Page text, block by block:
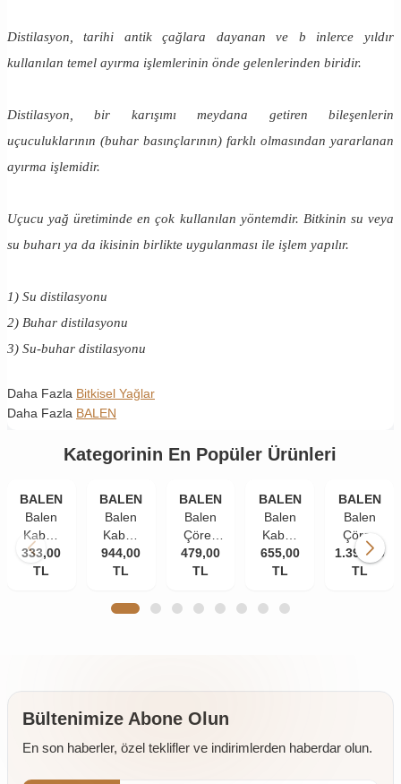
Distilasyon, tarihi antik çağlara dayanan ve b inlerce yıldır
kullanılan temel ayırma işlemlerinin önde gelenlerinden biridir.
Distilasyon, bir karışımı meydana getiren bileşenlerin
uçuculuklarının (buhar basınçlarının) farklı olmasından yararlanan
ayırma işlemidir.
Uçucu yağ üretiminde en çok kullanılan yöntemdir. Bitkinin su veya
su buharı ya da ikisinin birlikte uygulanması ile işlem yapılır.
1) Su distilasyonu
2) Buhar distilasyonu
3) Su-buhar distilasyonu
Daha Fazla Bitkisel Yağlar
Daha Fazla BALEN
Kategorinin En Popüler Ürünleri
BALEN
Balen
Kabak
Çekirdeği
Yağı
333,00
TL
BALEN
Balen
Kabak
Çekirdeği
Yağı
Pres
944,00
TL
BALEN
Balen
Çörek
Otu
Yağı
Pres
479,00
TL
BALEN
Balen
Kabak
Çekirdeği
Yağı
Pres
655,00
TL
BALEN
Balen
Çörek
Otu
Yağı
1.399,00
TL
Bültenimize Abone Olun
En son haberler, özel teklifler ve indirimlerden haberdar olun.